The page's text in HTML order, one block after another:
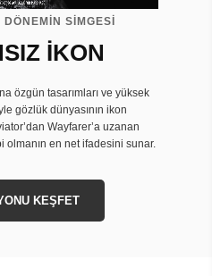
SİMGESİ
İKON
özgün tasarımları ve yüksek
gözlük dünyasının ikon
Wayfarer’a uzanan
en net ifadesini sunar.
KEŞFET